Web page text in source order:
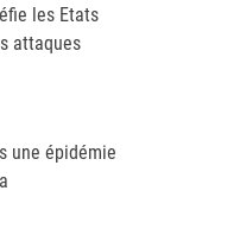
les Etats
attaques
une épidémie